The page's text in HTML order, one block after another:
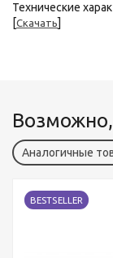
Технические
[Скачать]
Возможно,
Аналогичные
BESTSELLER